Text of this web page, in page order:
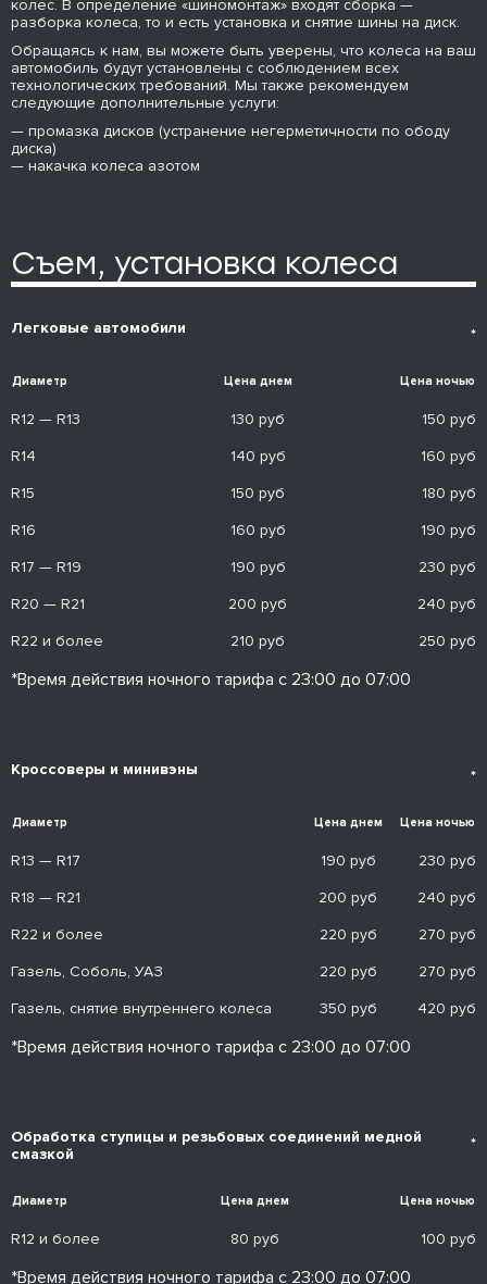
колес. В определение «шиномонтаж» входят сборка —
разборка колеса, то и есть установка и снятие шины на диск.
Обращаясь к нам, вы можете быть уверены, что колеса на ваш
автомобиль будут установлены с соблюдением всех
технологических требований. Мы также рекомендуем
следующие дополнительные услуги:
— промазка дисков (устранение негерметичности по ободу
диска)
— накачка колеса азотом
Съем, установка колеса
Легковые автомобили *
Диаметр Цена днем Цена ночью
R12 — R13 130 руб
150 руб
R14
140 руб
160 руб
R15
150 руб
180 руб
R16
160 руб
190 руб
R17 — R19
190 руб
230 руб
R20 — R21
200 руб
240 руб
R22 и более
210 руб 250 руб
*Время действия ночного тарифа с 23:00 до 07:00
Кроссоверы и минивэны *
Диаметр Цена днем Цена ночью
R13 — R17 190 руб
230 руб
R18 — R21
200 руб
240 руб
R22 и более
220 руб
270 руб
Газель, Соболь, УАЗ
220 руб
270 руб
Газель, снятие внутреннего колеса
350 руб 420 руб
*Время действия ночного тарифа с 23:00 до 07:00
Обработка ступицы и резьбовых соединений медной
смазкой
*
Диаметр Цена днем Цена ночью
R12 и более 80 руб 100 руб
*Время действия ночного тарифа с 23:00 до 07:00